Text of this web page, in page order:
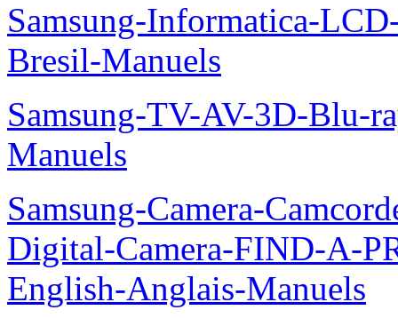
Samsung-Informatica-
Bresil-Manuels
Samsung-TV-AV-3D-Blu-
Manuels
Samsung-Camera-
Digital-Camera-FIND-A-
English-Anglais-Manuels